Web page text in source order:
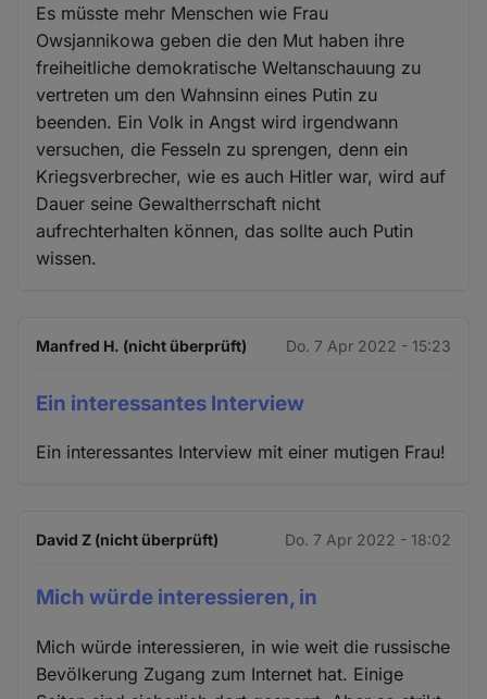
Es müsste mehr Menschen wie Frau
Owsjannikowa geben die den Mut haben ihre
freiheitliche demokratische Weltanschauung zu
vertreten um den Wahnsinn eines Putin zu
beenden. Ein Volk in Angst wird irgendwann
versuchen, die Fesseln zu sprengen, denn ein
Kriegsverbrecher, wie es auch Hitler war, wird auf
Dauer seine Gewaltherrschaft nicht
aufrechterhalten können, das sollte auch Putin
wissen.
Manfred H. (nicht überprüft) Do. 7 Apr 2022 - 15:23
Ein interessantes Interview
Ein interessantes Interview mit einer mutigen Frau!
David Z (nicht überprüft) Do. 7 Apr 2022 - 18:02
Mich würde interessieren, in
Mich würde interessieren, in wie weit die russische
Bevölkerung Zugang zum Internet hat. Einige